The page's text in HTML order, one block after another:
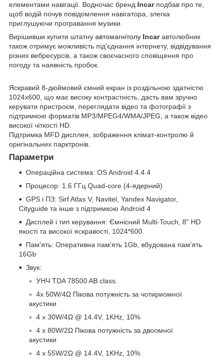
елементами навігації. Водночас бренд Incarподбав про те,
щоб водій почув повідомлення навігатора, злегка
приглушуючи програвання музики.
Вирішивши купити штатну автомагнітолу Incarавтолюбник
також отримує можливість під'єднання інтернету, відвідування
різних вебресурсів, а також своєчасного сповіщення про
погоду та наявність пробок.
Яскравий 8-дюймовий ємний екран із роздільною здатністю
1024x600, що має високу контрастність, дасть вам зручно
керувати пристроєм, переглядати відео та фотографії з
підтримкою форматів MP3/MPEG4/WMA/JPEG, а також відео
високої чіткості HD.
Підтримка MFD дисплея, зображення клімат-контролю й
оригінальних парктронів.
Параметри
Операційна система: OS Android 4.4.4
Процесор: 1.6 ГГц Quad-core (4-ядерний)
GPS і ПЗ: Sirf Atlas V, Navitel, Yandex Navigator,
Cityguide та інше з підтримкою Android 4
Дисплей і тип керування: Ємнісний Multi-Touch, 8" HD
якості та високої яскравості, 1024*600
Пам'ять: Оперативна пам'ять 1Gb, вбудована пам'ять
16Gb
Звук:
УНЧ TDA 78500 AB class.
4x 50W/4Ω Пікова потужність за чотириомної
акустики
4 x 30W/4Ω @ 14.4V, 1KHz, 10%
4 x 80W/2Ω Пікова потужність за двоомної
акустики
4 x 55W/2Ω @ 14.4V, 1KHz, 10%